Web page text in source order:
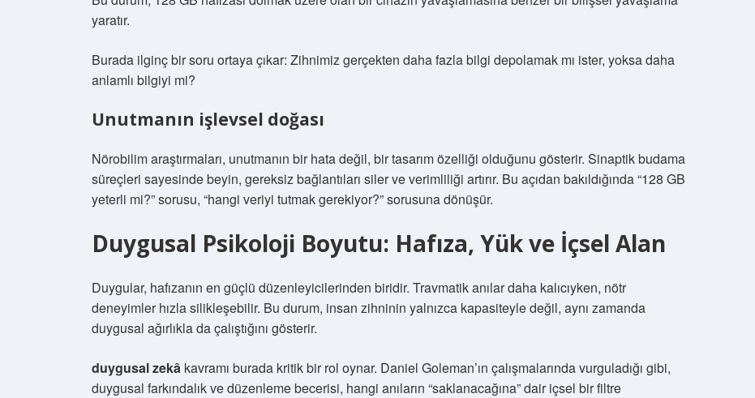
yaratır.
Burada ilginç bir soru ortaya çıkar: Zihnimiz gerçekten daha fazla bilgi depolamak mı ister, yoksa daha
anlamlı bilgiyi mi?
Unutmanın işlevsel doğası
Nörobilim araştırmaları, unutmanın bir hata değil, bir tasarım özelliği olduğunu gösterir. Sinaptik budama
süreçleri sayesinde beyin, gereksiz bağlantıları siler ve verimliliği artırır. Bu açıdan bakıldığında “128 GB
yeterli mi?” sorusu, “hangi veriyi tutmak gerekiyor?” sorusuna dönüşür.
Duygusal Psikoloji Boyutu: Hafıza, Yük ve İçsel Alan
Duygular, hafızanın en güçlü düzenleyicilerinden biridir. Travmatik anılar daha kalıcıyken, nötr
deneyimler hızla silikleşebilir. Bu durum, insan zihninin yalnızca kapasiteyle değil, aynı zamanda
duygusal ağırlıkla da çalıştığını gösterir.
duygusal zekâ kavramı burada kritik bir rol oynar. Daniel Goleman’ın çalışmalarında vurguladığı gibi,
duygusal farkındalık ve düzenleme becerisi, hangi anıların “saklanacağına” dair içsel bir filtre